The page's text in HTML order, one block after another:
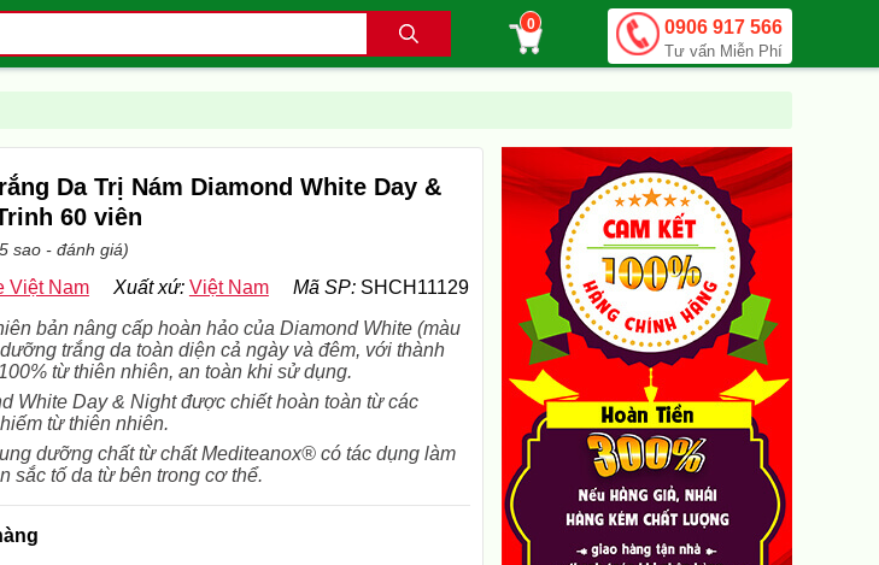
. 0 0906 917 566
Tư vấn Miễn Phí
Da Trị Nám Diamond White Day &
60 viên
sao - đánh giá)
Việt Nam Xuất xứ: Việt Nam Mã SP: SHCH11129
bản nâng cấp hoàn hảo của Diamond White (màu
trắng da toàn diện cả ngày và đêm, với thành
từ thiên nhiên, an toàn khi sử dụng.
White Day & Night được chiết hoàn toàn từ các
từ thiên nhiên.
dưỡng chất từ chất Mediteanox® có tác dụng làm
sắc tố da từ bên trong cơ thể.